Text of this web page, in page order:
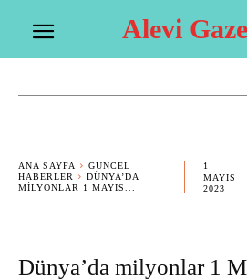
Alevi
ANA SAYFA
GÜNCEL
HABERLER
DÜNYA’DA
MILYONLAR 1 MAYIS...
1
MAYIS
2023
Dünya’da milyonlar 1